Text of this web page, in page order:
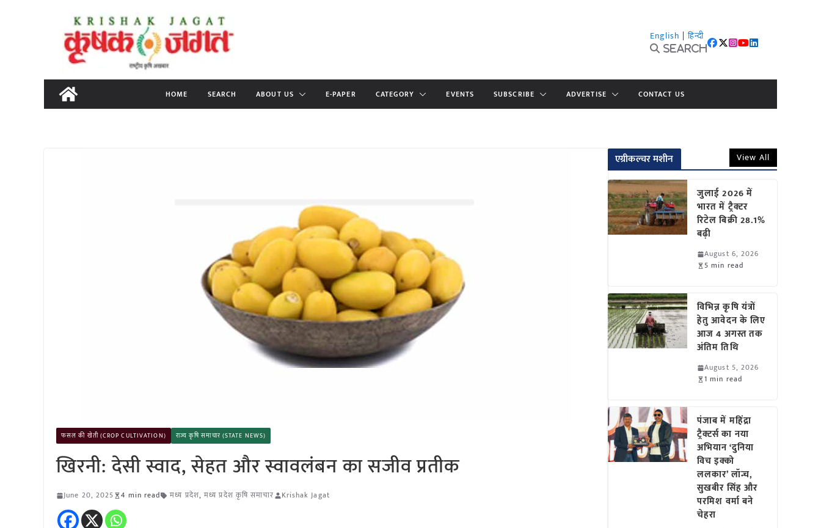
content
English | हिन्दी
Search
HOME SEARCH ABOUT US E-PAPER CATEGORY EVENTS SUBSCRIBE ADVERTISE CONTACT US
फसल की खेती (CROP CULTIVATION) राज्य कृषि समाचार (STATE NEWS)
खिरनी: देसी स्वाद, सेहत और स्वावलंबन का सजीव प्रतीक
June 20, 2025 4 min read मध्य प्रदेश,मध्य प्रदेश कृषि समाचार Krishak Jagat
एग्रीकल्चर मशीन View All
जुलाई 2026 में
भारत में ट्रैक्टर
रिटेल बिक्री 28.1%
बढ़ी
August 6, 2026
5 min read
विभिन्न कृषि यंत्रों
हेतु आवेदन के लिए
आज 4 अगस्त तक
अंतिम तिथि
August 5, 2026
1 min read
पंजाब में महिंद्रा
ट्रैक्टर्स का नया
अभियान ‘दुनिया
विच इक्को
ललकार’ लॉन्च,
सुखबीर सिंह और
परमिश वर्मा बने
चेहरा